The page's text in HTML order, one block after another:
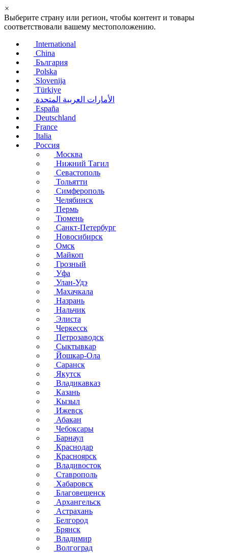
×
Выберите страну или регион, чтобы контент и товары
соответствовали вашему местоположению.
International
China
България
Polska
Slovenija
Türkiye
الأمارات العربية المتحدة
España
Deutschland
France
Italia
Россия
Москва
Нижний Тагил
Севастополь
Тольятти
Симферополь
Челябинск
Пермь
Тюмень
Санкт-Петербург
Новосибирск
Омск
Майкоп
Грозный
Уфа
Улан-Удэ
Махачкала
Назрань
Нальчик
Элиста
Черкесск
Петрозаводск
Сыктывкар
Йошкар-Ола
Саранск
Якутск
Владикавказ
Казань
Кызыл
Ижевск
Абакан
Чебоксары
Барнаул
Краснодар
Красноярск
Владивосток
Ставрополь
Хабаровск
Благовещенск
Архангельск
Астрахань
Белгород
Брянск
Владимир
Волгоград